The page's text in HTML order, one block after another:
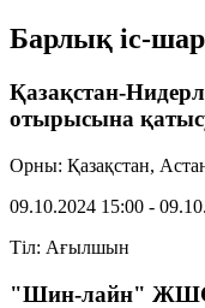
Барлық іс-
Қазақстан-
отырысына
Орны: Қазақстан,
09.10.2024 15:00 -
Тіл: Ағылшын
"Шин-лайн" ЖШС